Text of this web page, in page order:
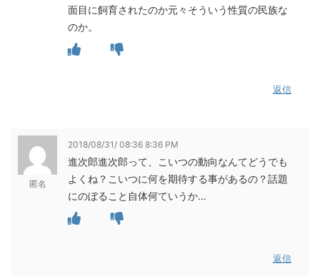
面目に飼育されたのか元々そういう性質の民族な
のか。
返信
匿名
2018/08/31/ 08:36 8:36 PM
進次郎進次郎って、こいつの動向なんてどうでも
よくね？こいつに何を期待する事があるの？話題
にのぼること自体何ていうか…
返信